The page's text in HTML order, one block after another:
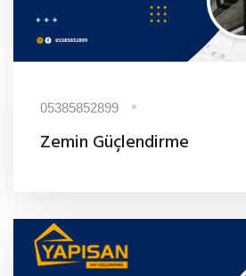
05385852899
Zemin Güçlendirme